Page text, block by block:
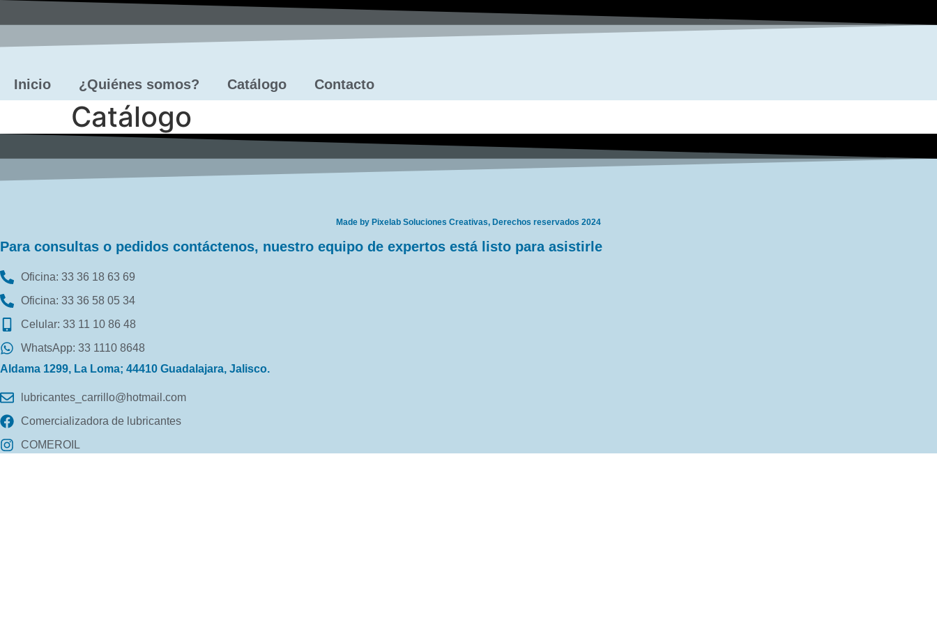
al
Inicio ¿Quiénes somos? Catálogo Contacto
Catálogo
Made by Pixelab Soluciones Creativas, Derechos reservados 2024
Para consultas o pedidos contáctenos, nuestro equipo de expertos está listo para asistirle
Oficina: 33 36 18 63 69
Oficina: 33 36 58 05 34
Celular: 33 11 10 86 48
WhatsApp: 33 1110 8648
Aldama 1299, La Loma; 44410 Guadalajara, Jalisco.
lubricantes_carrillo@hotmail.com
Comercializadora de lubricantes
COMEROIL